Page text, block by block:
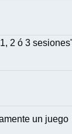
2 ó 3
un juego